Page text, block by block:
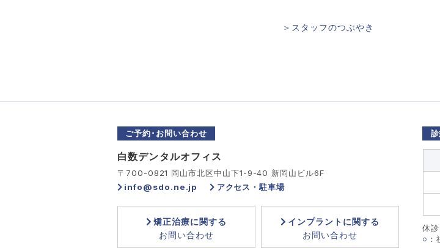
＞スタッフのつぶやき
ご予約･お問い合わせ
白数デンタルオフィス
〒700-0821 岡山市北区中山下1-9-40 新岡山ビル6F
info@sdo.ne.jp
アクセス・駐車場
矯正治療に関する
お問い合わせ
インプラントに関する
お問い合わせ
休
○